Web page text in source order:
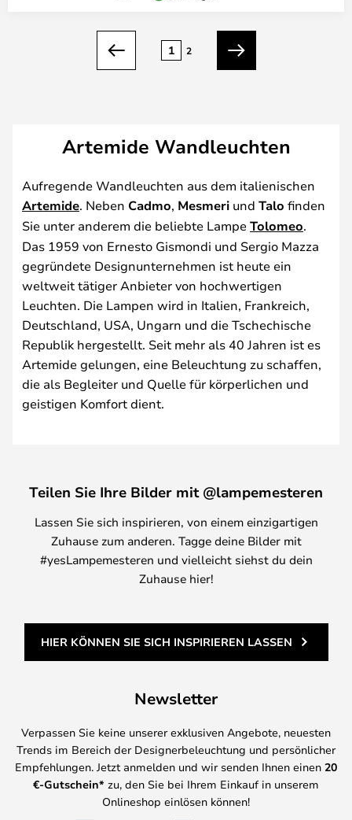
Zurück
1 2
Weiter
Artemide Wandleuchten
Aufregende Wandleuchten aus dem italienischen
Artemide. Neben Cadmo, Mesmeri und Talo finden
Sie unter anderem die beliebte LampeTolomeo.
Das 1959 von Ernesto Gismondi und Sergio Mazza
gegründete Designunternehmen ist heute ein
weltweit tätiger Anbieter von hochwertigen
Leuchten. Die Lampen wird in Italien, Frankreich,
Deutschland, USA, Ungarn und die Tschechische
Republik hergestellt. Seit mehr als 40 Jahren ist es
Artemide gelungen, eine Beleuchtung zu schaffen,
die als Begleiter und Quelle für körperlichen und
geistigen Komfort dient.
Teilen Sie Ihre Bilder mit @lampemesteren
Lassen Sie sich inspirieren, von einem einzigartigen
Zuhause zum anderen. Tagge deine Bilder mit
#yesLampemesteren und vielleicht siehst du dein
Zuhause hier!
HIER KÖNNEN SIE SICH INSPIRIEREN LASSEN
Newsletter
Verpassen Sie keine unserer exklusiven Angebote, neuesten
Trends im Bereich der Designerbeleuchtung und persönlicher
Empfehlungen. Jetzt anmelden und wir senden Ihnen einen 20
€-Gutschein* zu, den Sie bei Ihrem Einkauf in unserem
Onlineshop einlösen können!